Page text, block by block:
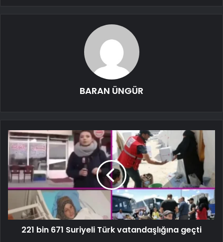
BARAN ÜNGÜR
221 bin 671 Suriyeli Türk vatandaşlığına geçti